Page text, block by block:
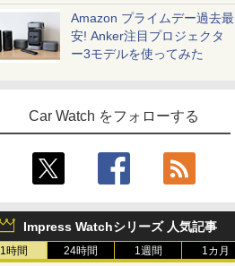
Amazon プライムデー過去最
安! Anker注目プロジェクタ
ー3モデルを使ってみた
Car Watch をフォローする
Impress Watchシリーズ 人気記事
1時間 24時間 1週間 1カ月